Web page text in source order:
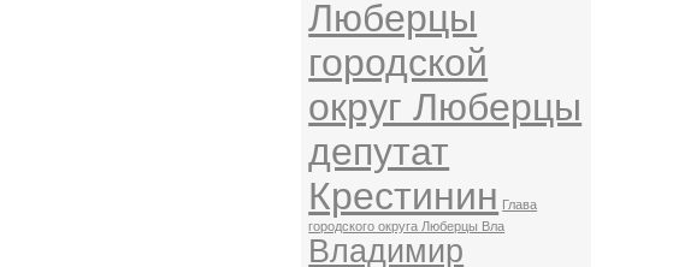
Люберцы
городской
округ Люберцы
депутат
Крестинин Глава
городского округа Люберцы Вла
Владимир